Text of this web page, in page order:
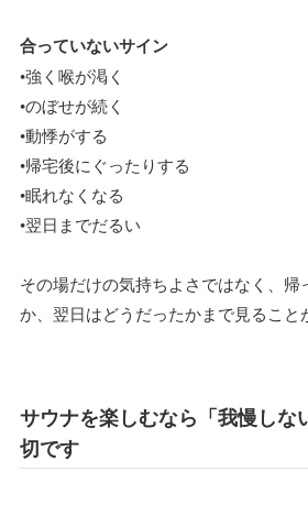
合っていないサイン
•強く喉が渇く
•のぼせが続く
•動悸がする
•帰宅後にぐったりする
•眠れなくなる
•翌日までだるい
その場だけの気持ちよさではなく、帰
か、翌日はどうだったかまで見ること
サウナを楽しむなら「我慢しな
切です